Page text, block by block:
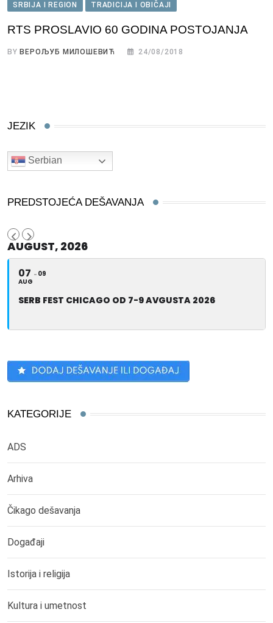
SRBIJA I REGION TRADICIJA I OBIČAJI
RTS PROSLAVIO 60 GODINA POSTOJANJA
BY ВЕРОЉУБ МИЛОШЕВИЋ 24/08/2018
JEZIK
Serbian
PREDSTOJEĆA DEŠAVANJA
AUGUST, 2026
07
AUG
09
SERB FEST CHICAGO OD 7-9 AVGUSTA 2026
KATEGORIJE
ADS
Arhiva
Čikago dešavanja
Događaji
Istorija i religija
Kultura i umetnost